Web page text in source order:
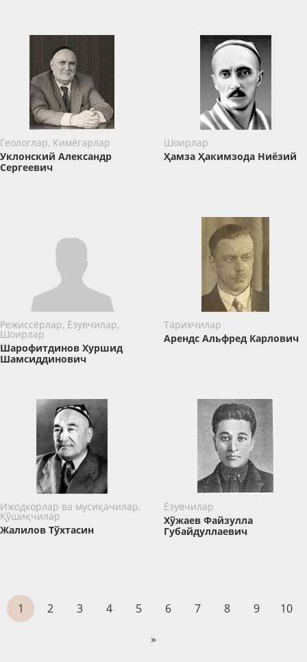
Геологлар, Кимёгарлар
Уклонский Александр
Сергеевич
Шоирлар
Ҳамза Ҳакимзода Ниёзий
Режиссёрлар, Ёзувчилар,
Шоирлар
Шарофитдинов Хуршид
Шамсиддинович
Тарихчилар
Арендс Альфред Карлович
Ижодкорлар ва мусиқачилар,
Қўшиқчилар
Жалилов Тўхтасин
Ёзувчилар
Хўжаев Файзулла
Губайдуллаевич
1 2 3 4 5 6 7 8 9
10
»